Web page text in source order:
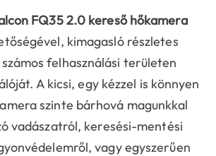
FQ35 2.0 kereső hőkamera
kimagasló részletes
felhasználási területen
A kicsi, egy kézzel is könnyen
szinte bárhová magunkkal
vadászatról, keresési-mentési
vagy egyszerűen